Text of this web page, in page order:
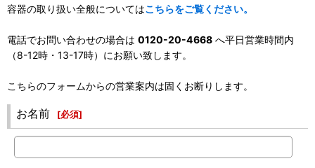
容器の取り扱い全般についてはこちらをご覧ください。
電話でお問い合わせの場合は 0120-20-4668 へ平日営業時間内
（8-12時・13-17時）にお願い致します。
こちらのフォームからの営業案内は固くお断りします。
お名前 [必須]